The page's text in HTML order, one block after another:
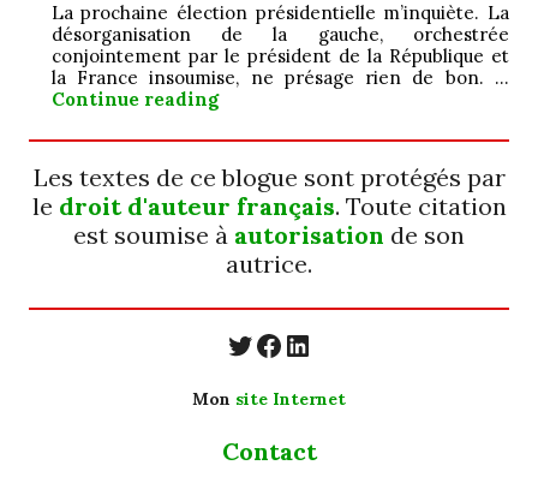
La prochaine élection présidentielle m’inquiète. La
désorganisation de la gauche, orchestrée
conjointement par le président de la République et
la France insoumise, ne présage rien de bon. …
Continue readingJamais ; ô ! grand…
Les textes de ce blogue sont protégés par
le droit d'auteur français. Toute citation
est soumise à autorisation de son
autrice.
https://twitter.com/
https://
https://www.linkedin.com/in/cecyle-jung-cyjung/
Mon site Internet
Contact